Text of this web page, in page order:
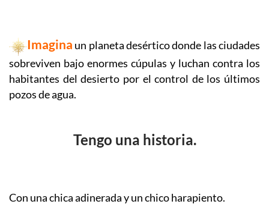
Imagina un planeta desértico donde las ciudades
sobreviven bajo enormes cúpulas y luchan contra los
habitantes del desierto por el control de los últimos
pozos de agua.
Tengo una historia.
Con una chica adinerada y un chico harapiento.